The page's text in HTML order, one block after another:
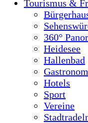
Tourismus &
360°
Heidesee
Hallenbad
Hotels
Sport
Vereine